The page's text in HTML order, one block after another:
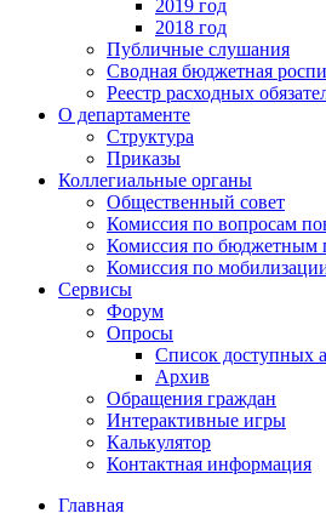
2019 год
2018 год
Публичные слушания
Сводная бюджетная
Реестр расходных
О департаменте
Структура
Приказы
Коллегиальные органы
Общественный совет
Комиссия по вопросам
Комиссия по бюджетным
Комиссия по
Сервисы
Форум
Опросы
Список доступных
Архив
Обращения граждан
Интерактивные игры
Калькулятор
Контактная информация
Главная